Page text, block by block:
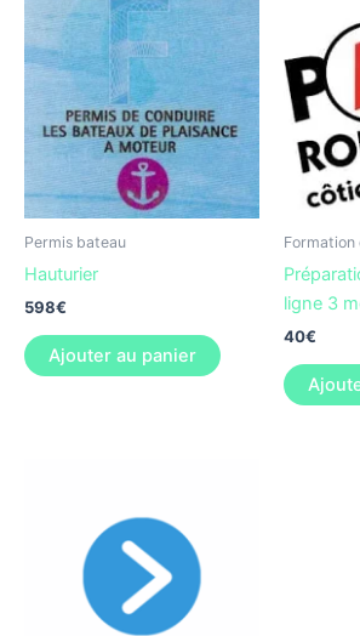
Permis bateau
Hauturier
598€
Ajouter au panier
ligne 3
40€